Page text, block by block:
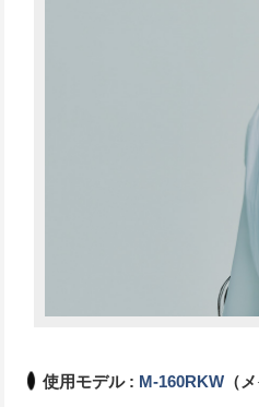
使用モデル : M-160RKW （